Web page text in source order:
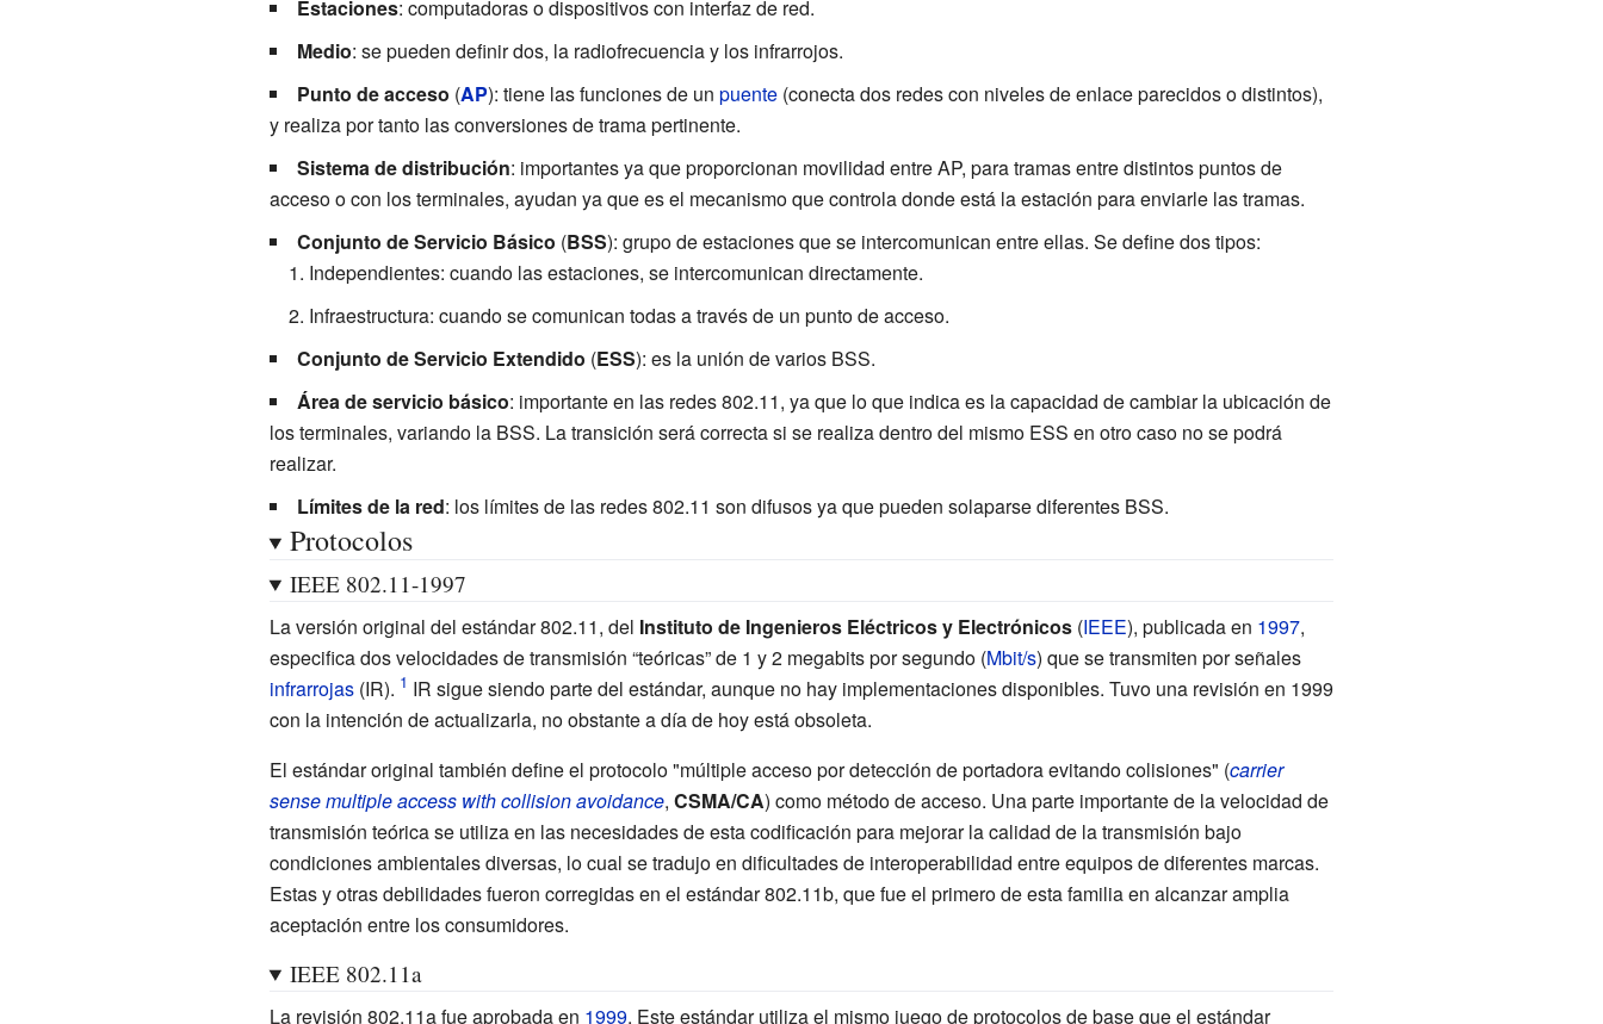
Estaciones: computadoras o dispositivos con interfaz de red.
Medio: se pueden definir dos, la radiofrecuencia y los infrarrojos.
Punto de acceso (AP): tiene las funciones de un puente(conecta dos redes con niveles de enlace parecidos o distintos),
y realiza por tanto las conversiones de trama pertinente.
Sistema de distribución: importantes ya que proporcionan movilidad entre AP, para tramas entre distintos puntos de
acceso o con los terminales, ayudan ya que es el mecanismo que controla donde está la estación para enviarle las tramas.
Conjunto de Servicio Básico (BSS): grupo de estaciones que se intercomunican entre ellas. Se define dos tipos:
Independientes: cuando las estaciones, se intercomunican directamente.
Infraestructura: cuando se comunican todas a través de un punto de acceso.
Conjunto de Servicio Extendido (ESS): es la unión de varios BSS.
Área de servicio básico: importante en las redes 802.11, ya que lo que indica es la capacidad de cambiar la ubicación de
los terminales, variando la BSS. La transición será correcta si se realiza dentro del mismo ESS en otro caso no se podrá
realizar.
Límites de la red: los límites de las redes 802.11 son difusos ya que pueden solaparse diferentes BSS.
Protocolos
IEEE 802.11-1997
La versión original del estándar 802.11, del Instituto de Ingenieros Eléctricos y Electrónicos(IEEE), publicada en 1997,
especifica dos velocidades de transmisión “teóricas” de 1 y 2 megabits por segundo (Mbit/s) que se transmiten por señales
infrarrojas(IR).
IR sigue siendo parte del estándar, aunque no hay implementaciones disponibles. Tuvo una revisión en 1999
con la intención de actualizarla, no obstante a día de hoy está obsoleta.
El estándar original también define el protocolo "múltiple acceso por detección de portadora evitando colisiones" (carrier
sense multiple access with collision avoidance, CSMA/CA) como método de acceso. Una parte importante de la velocidad de
transmisión teórica se utiliza en las necesidades de esta codificación para mejorar la calidad de la transmisión bajo
condiciones ambientales diversas, lo cual se tradujo en dificultades de interoperabilidad entre equipos de diferentes marcas.
Estas y otras debilidades fueron corregidas en el estándar 802.11b, que fue el primero de esta familia en alcanzar amplia
aceptación entre los consumidores.
IEEE 802.11a
La revisión 802.11a fue aprobada en 1999. Este estándar utiliza el mismo juego de protocolos de base que el estándar